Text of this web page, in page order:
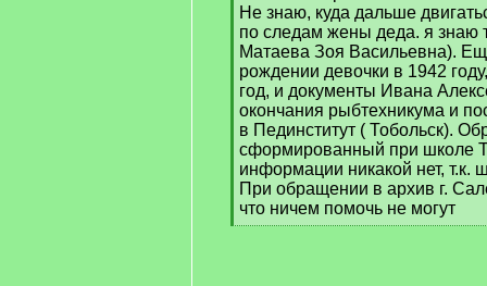
Не знаю, куда дальше
по следам жены деда. я знаю
Матаева Зоя Васильевна).
рождении девочки в 1942
год, и документы Ивана
окончания рыбтехникума и
в Пединститут ( Тобольск).
сформированный при школе
информации никакой нет, т.к.
При обращении в архив г.
что ничем помочь не могут
[